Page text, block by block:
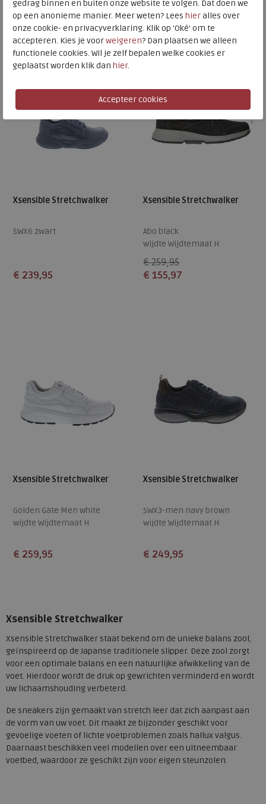
Beschikbare maten Beschikbare maten
42
Xsensible Stretchwalker
SWX6 zwart
€ 239,95
SALE
Xsensible Stretchwalker
Abo black
wijdte Wijdtemaat H
€ 259,95
€ 155,97
Xsensible Stretchwalker
Golden Gate Men white
wijdte Wijdtemaat H
€ 259,95
Xsensible Stretchwalker
SWX3-men navy brown
wijdte Wijdtemaat H
€ 249,95
Xsensible Stretchwalker
Xsensible Stretchwalker staat bekend om de unieke balans zool,
geïnspireerd op de Japanse traditionele slipper. Deze zool zorgt
voor een optimale balans en een natuurlijke afwikkeling van de
voet. Hierdoor wordt de druk op gewrichten verminderd en wordt
uw lichaamshouding verbeterd.
De sneakers zijn gemaakt van stretch leer dat zich aanpast aan
de vorm van uw voet. Dit maakt ze bijzonder geschikt voor
gevoelige voeten of lichte voetproblemen zoals hallux valgus.
Daarnaast beschikken veel modellen over een uitneembaar
voetbed, waardoor ze geschikt zijn voor eigen steunzolen.
gedrag binnen en buiten onze website te volgen. Dat doen we
op een anonieme manier. Meer weten? Lees hieralles over
onze cookie- en privacyverklaring. Klik op 'Oké' om te
accepteren. Kies je voorweigeren? Dan plaatsen we alleen
functionele cookies. Wil je zelf bepalen welke cookies er
geplaatst worden klik dan hier.